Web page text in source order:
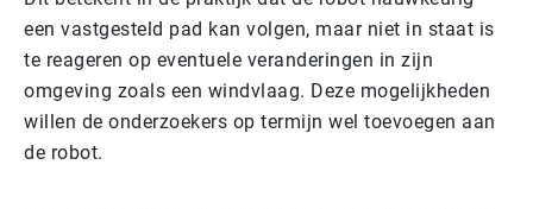
een vastgesteld pad kan volgen, maar niet in staat is
te reageren op eventuele veranderingen in zijn
omgeving zoals een windvlaag. Deze mogelijkheden
willen de onderzoekers op termijn wel toevoegen aan
de robot.